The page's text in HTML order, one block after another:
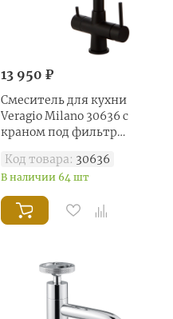
13 950 ₽
Смеситель для кухни
Veragio Milano 30636 с
краном под фильтр
Код товара: 30636
В наличии 64 шт